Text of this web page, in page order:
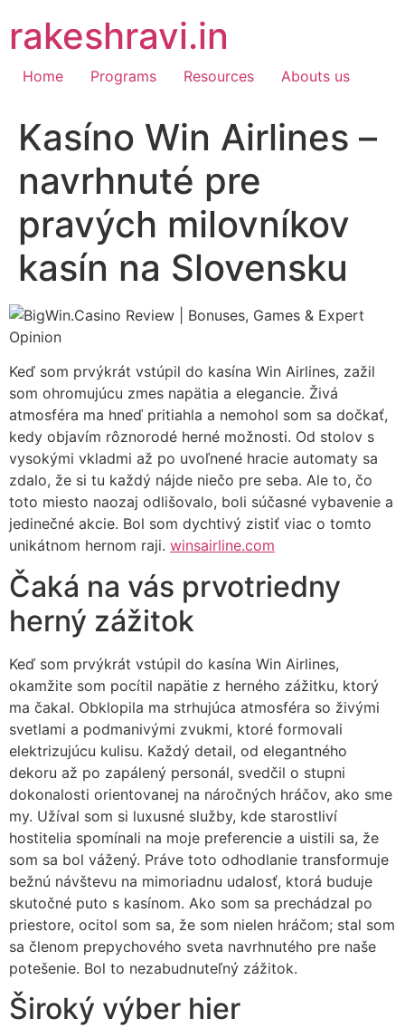
to
content
rakeshravi.in
Home Programs Resources Abouts us
Kasíno Win Airlines –
navrhnuté pre
pravých milovníkov
kasín na Slovensku
Keď som prvýkrát vstúpil do kasína Win Airlines, zažil
som ohromujúcu zmes napätia a elegancie. Živá
atmosféra ma hneď pritiahla a nemohol som sa dočkať,
kedy objavím rôznorodé herné možnosti. Od stolov s
vysokými vkladmi až po uvoľnené hracie automaty sa
zdalo, že si tu každý nájde niečo pre seba. Ale to, čo
toto miesto naozaj odlišovalo, boli súčasné vybavenie a
jedinečné akcie. Bol som dychtivý zistiť viac o tomto
unikátnom hernom raji. winsairline.com
Čaká na vás prvotriedny
herný zážitok
Keď som prvýkrát vstúpil do kasína Win Airlines,
okamžite som pocítil napätie z herného zážitku, ktorý
ma čakal. Obklopila ma strhujúca atmosféra so živými
svetlami a podmanivými zvukmi, ktoré formovali
elektrizujúcu kulisu. Každý detail, od elegantného
dekoru až po zapálený personál, svedčil o stupni
dokonalosti orientovanej na náročných hráčov, ako sme
my. Užíval som si luxusné služby, kde starostliví
hostitelia spomínali na moje preferencie a uistili sa, že
som sa bol vážený. Práve toto odhodlanie transformuje
bežnú návštevu na mimoriadnu udalosť, ktorá buduje
skutočné puto s kasínom. Ako som sa prechádzal po
priestore, ocitol som sa, že som nielen hráčom; stal som
sa členom prepychového sveta navrhnutého pre naše
potešenie. Bol to nezabudnuteľný zážitok.
Široký výber hier